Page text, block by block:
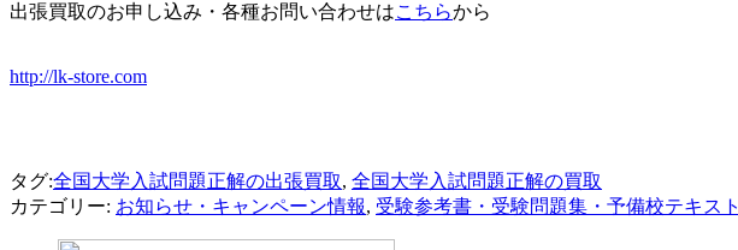
出張買取のお申し込み・各種お問い合わせはこちらから
http://lk-store.com
タグ:全国大学入試問題正解の出張買取, 全国大学入試問題正解の買取
カテゴリー: お知らせ・キャンペーン情報, 受験参考書・受験問題集・予備校テキスト